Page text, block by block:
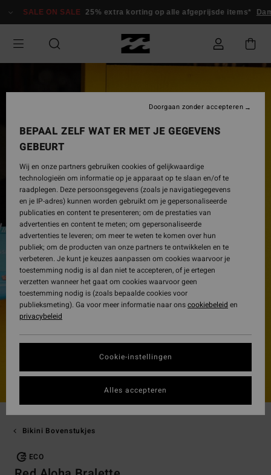
naar
SALE ON SALE 25% extra korting op alle afgeprijsde items*
Bikini Bovenstukjes
ECO
BEPAAL ZELF WAT ER MET JE GEGEVENS
GEBEURT
Wij en onze partners gebruiken cookies of gelijkwaardige
technologieën om informatie op je apparaat op te slaan en/of te
raadplegen. Deze persoonsgegevens (zoals je navigatiegegevens
en je IP-adres) kunnen worden gebruikt om je gepersonaliseerde
publicaties en content te presenteren; om de prestaties van
advertenties en content te meten; om gepersonaliseerde
advertenties te leveren; om meer te weten te komen over hun
publiek; om de producten van onze partners te ontwikkelen en te
verbeteren. Je kunt je keuzes aanpassen om cookies waarvoor je
toestemming nodig is al dan niet te accepteren, of je ertegen
verzetten wanneer het gaat om cookies waarvoor geen
toestemming nodig is (zoals bepaalde cookies voor
publieksmeting). Ga voor meer informatie naar onscookiebeleid en
privacybeleid
Cookie-instellingen
Doorgaan zonder accepteren
Alles accepteren